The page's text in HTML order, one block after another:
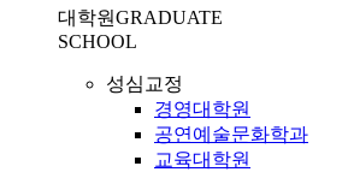
대학원GRADUATE
SCHOOL
성심교정
경영대학원
공연예술문화학과
교육대학원